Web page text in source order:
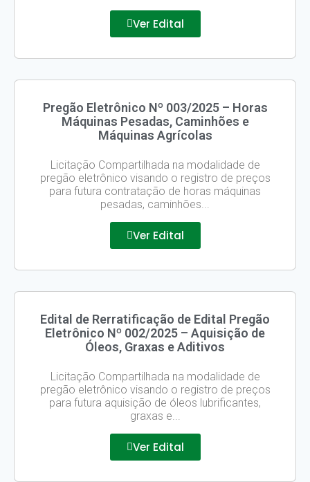
Ver Edital
Pregão Eletrônico Nº 003/2025 – Horas
Máquinas Pesadas, Caminhões e
Máquinas Agrícolas
Licitação Compartilhada na modalidade de
pregão eletrônico visando o registro de preços
para futura contratação de horas máquinas
pesadas, caminhões...
Ver Edital
Edital de Rerratificação de Edital Pregão
Eletrônico Nº 002/2025 – Aquisição de
Óleos, Graxas e Aditivos
Licitação Compartilhada na modalidade de
pregão eletrônico visando o registro de preços
para futura aquisição de óleos lubrificantes,
graxas e...
Ver Edital